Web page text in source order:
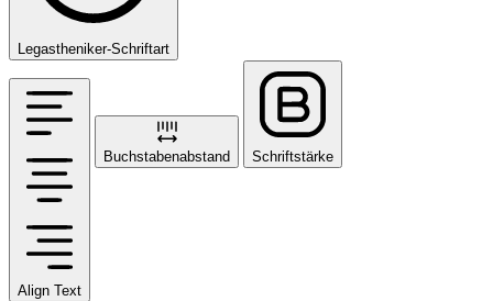
Legastheniker-Schriftart
Align Text
Buchstabenabstand Schriftstärke